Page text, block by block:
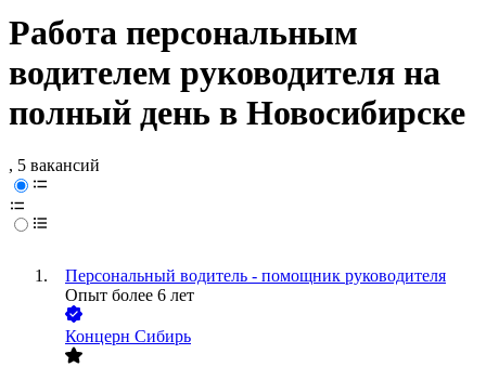
Работа персональным
водителем руководителя на
полный день в Новосибирске
, 5 вакансий
Персональный водитель - помощник руководителя
Опыт более 6 лет
Концерн Сибирь